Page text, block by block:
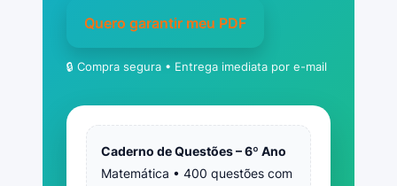
D) 2.020 livros
Ver resposta
Quero garantir meu PDF
🔒 Compra segura • Entrega imediata por e-mail
Caderno de Questões – 6º Ano
Matemática • 400 questões com